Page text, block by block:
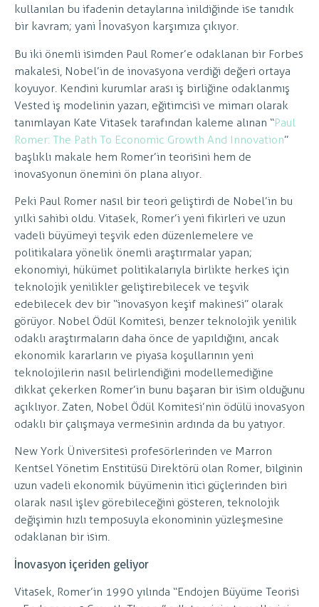
kullanılan bu ifadenin detaylarına inildiğinde ise tanıdık
bir kavram; yani İnovasyon karşımıza çıkıyor.
Bu iki önemli isimden Paul Romer’e odaklanan bir Forbes
makalesi, Nobel’in de inovasyona verdiği değeri ortaya
koyuyor. Kendini kurumlar arası iş birliğine odaklanmış
Vested iş modelinin yazarı, eğitimcisi ve mimarı olarak
tanımlayan Kate Vitasek tarafından kaleme alınan “Paul
Romer: The Path To Economic Growth And Innovation”
başlıklı makale hem Romer’in teorisini hem de
inovasyonun önemini ön plana alıyor.
Peki Paul Romer nasıl bir teori geliştirdi de Nobel’in bu
yılki sahibi oldu. Vitasek, Romer’i yeni fikirleri ve uzun
vadeli büyümeyi teşvik eden düzenlemelere ve
politikalara yönelik önemli araştırmalar yapan;
ekonomiyi, hükümet politikalarıyla birlikte herkes için
teknolojik yenilikler geliştirebilecek ve teşvik
edebilecek dev bir “inovasyon keşif makinesi” olarak
görüyor. Nobel Ödül Komitesi, benzer teknolojik yenilik
odaklı araştırmaların daha önce de yapıldığını, ancak
ekonomik kararların ve piyasa koşullarının yeni
teknolojilerin nasıl belirlendiğini modellemediğine
dikkat çekerken Romer’in bunu başaran bir isim olduğunu
açıklıyor. Zaten, Nobel Ödül Komitesi’nin ödülü inovasyon
odaklı bir çalışmaya vermesinin ardında da bu yatıyor.
New York Üniversitesi profesörlerinden ve Marron
Kentsel Yönetim Enstitüsü Direktörü olan Romer, bilginin
uzun vadeli ekonomik büyümenin itici güçlerinden biri
olarak nasıl işlev görebileceğini gösteren, teknolojik
değişimin hızlı temposuyla ekonominin yüzleşmesine
odaklanan bir isim.
İnovasyon içeriden geliyor
Vitasek, Romer’in 1990 yılında “Endojen Büyüme Teorisi